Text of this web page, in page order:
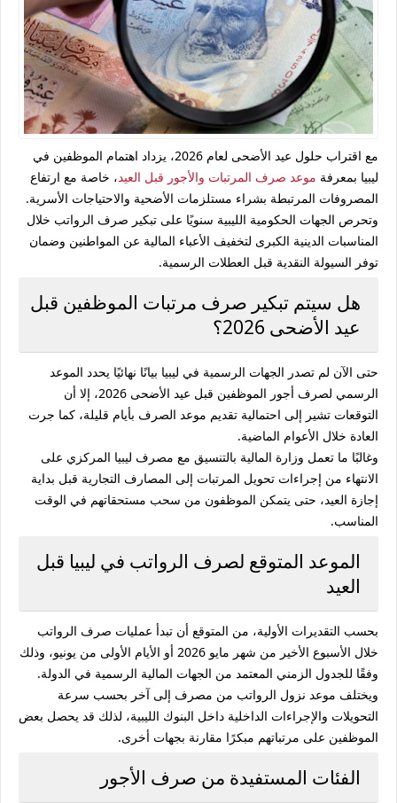
مع اقتراب حلول عيد الأضحى
لعام 2026، يزداد اهتمام الموظفين في
ليبيا بمعرفة موعد صرف المرتبات والأجور قبل العيد، خاصة مع ارتفاع
المصروفات المرتبطة بشراء مستلزمات الأضحية والاحتياجات الأسرية.
وتحرص الجهات الحكومية الليبية سنويًا على تبكير صرف الرواتب خلال
المناسبات الدينية الكبرى لتخفيف الأعباء المالية عن المواطنين وضمان
توفر السيولة النقدية قبل العطلات الرسمية.
هل سيتم تبكير صرف مرتبات الموظفين قبل
عيد الأضحى 2026؟
حتى الآن لم تصدر الجهات الرسمية في ليبيا بيانًا نهائيًا يحدد الموعد
الرسمي لصرف أجور الموظفين قبل عيد الأضحى 2026، إلا أن
التوقعات تشير إلى احتمالية تقديم موعد الصرف بأيام قليلة، كما جرت
العادة خلال الأعوام الماضية.
وغالبًا ما تعمل وزارة المالية بالتنسيق مع مصرف ليبيا المركزي على
الانتهاء من إجراءات تحويل المرتبات إلى المصارف التجارية قبل بداية
إجازة العيد، حتى يتمكن الموظفون من سحب مستحقاتهم في الوقت
المناسب.
الموعد المتوقع لصرف الرواتب في ليبيا قبل
العيد
بحسب التقديرات الأولية، من المتوقع أن تبدأ عمليات صرف الرواتب
خلال الأسبوع الأخير من شهر مايو 2026 أو الأيام الأولى من يونيو، وذلك
وفقًا للجدول الزمني المعتمد من الجهات المالية الرسمية في الدولة.
ويختلف موعد نزول الرواتب من مصرف إلى آخر بحسب سرعة
التحويلات والإجراءات الداخلية داخل البنوك الليبية، لذلك قد يحصل بعض
الموظفين على مرتباتهم مبكرًا مقارنة بجهات أخرى.
الفئات المستفيدة من صرف الأجور